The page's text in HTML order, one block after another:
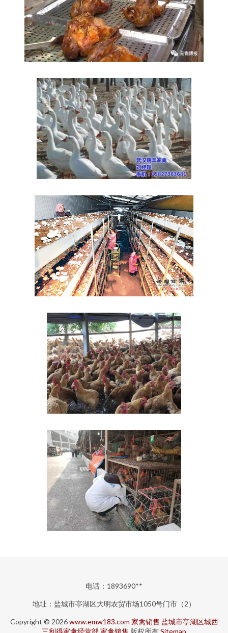
电话：1893690**
地址：盐城市亭湖区大明农贸市场1050号门市（2）
Copyright © 2026www.emw183.com 家禽销售 盐城市亭湖区城西
三利得家禽经营部家禽销售 版权所有Sitemap